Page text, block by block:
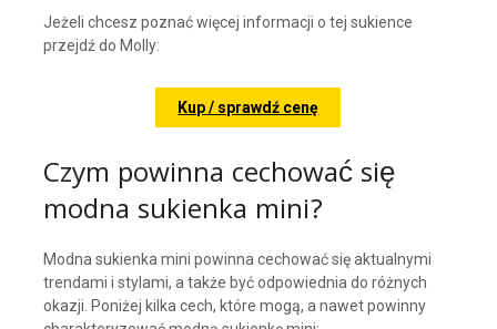
Jeżeli chcesz poznać więcej informacji o tej sukience
przejdź do Molly:
Kup / sprawdź cenę
Czym powinna cechować się
modna sukienka mini?
Modna sukienka mini powinna cechować się aktualnymi
trendami i stylami, a także być odpowiednia do różnych
okazji. Poniżej kilka cech, które mogą, a nawet powinny